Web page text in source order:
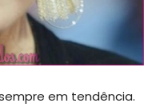
em tendência.